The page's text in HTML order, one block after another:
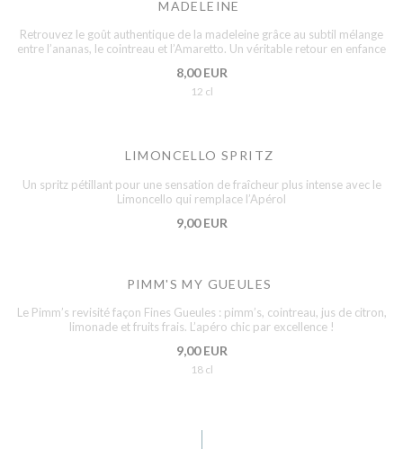
MADELEINE
Retrouvez le goût authentique de la madeleine grâce au subtil mélange
entre l’ananas, le cointreau et l’Amaretto. Un véritable retour en enfance
8,00 EUR
12 cl
LIMONCELLO SPRITZ
Un spritz pétillant pour une sensation de fraîcheur plus intense avec le
Limoncello qui remplace l’Apérol
9,00 EUR
PIMM'S MY GUEULES
Le Pimm’s revisité façon Fines Gueules : pimm’s, cointreau, jus de citron,
limonade et fruits frais. L’apéro chic par excellence !
9,00 EUR
18 cl